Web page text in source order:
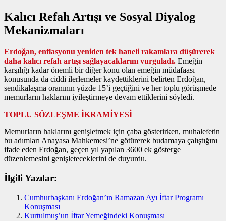
Kalıcı Refah Artışı ve Sosyal Diyalog
Mekanizmaları
Erdoğan, enflasyonu yeniden tek haneli rakamlara düşürerek
daha kalıcı refah artışı sağlayacaklarını vurguladı. Emeğin
karşılığı kadar önemli bir diğer konu olan emeğin müdafaası
konusunda da ciddi ilerlemeler kaydettiklerini belirten Erdoğan,
sendikalaşma oranının yüzde 15’i geçtiğini ve her toplu görüşmede
memurların haklarını iyileştirmeye devam ettiklerini söyledi.
TOPLU SÖZLEŞME İKRAMİYESİ
Memurların haklarını genişletmek için çaba gösterirken, muhalefetin
bu adımları Anayasa Mahkemesi’ne götürerek budamaya çalıştığını
ifade eden Erdoğan, geçen yıl yapılan 3600 ek gösterge
düzenlemesini genişleteceklerini de duyurdu.
İlgili Yazılar:
Cumhurbaşkanı Erdoğan’ın Ramazan Ayı İftar Programı
Konuşması
Kurtulmuş’un İftar Yemeğindeki Konuşması